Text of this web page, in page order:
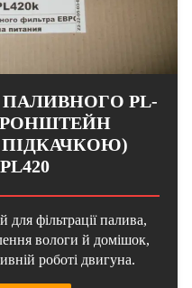
PL-
ПІДКАЧКОЮ)
фільтрації палива,
вологи й домішок,
роботі двигуна.